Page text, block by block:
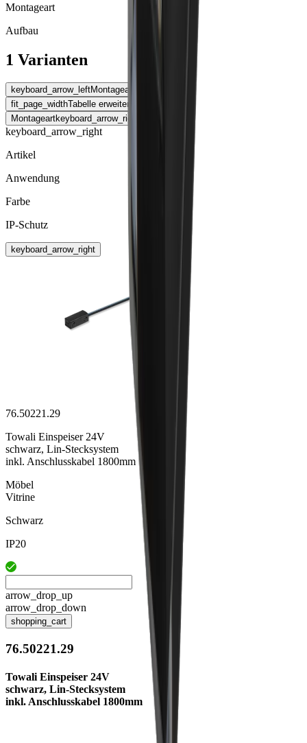
Montageart
Aufbau
1 Varianten
keyboard_arrow_leftMontageart
fit_page_widthTabelle erweitern
Montageartkeyboard_arrow_right
keyboard_arrow_right
Artikel
Anwendung
Farbe
IP-Schutz
keyboard_arrow_right
76.50221.29
Towali Einspeiser 24V
schwarz, Lin-Stecksystem
inkl. Anschlusskabel 1800mm
Möbel
Vitrine
Schwarz
IP20
arrow_drop_up
arrow_drop_down
shopping_cart
76.50221.29
Towali Einspeiser 24V
schwarz, Lin-Stecksystem
inkl. Anschlusskabel 1800mm